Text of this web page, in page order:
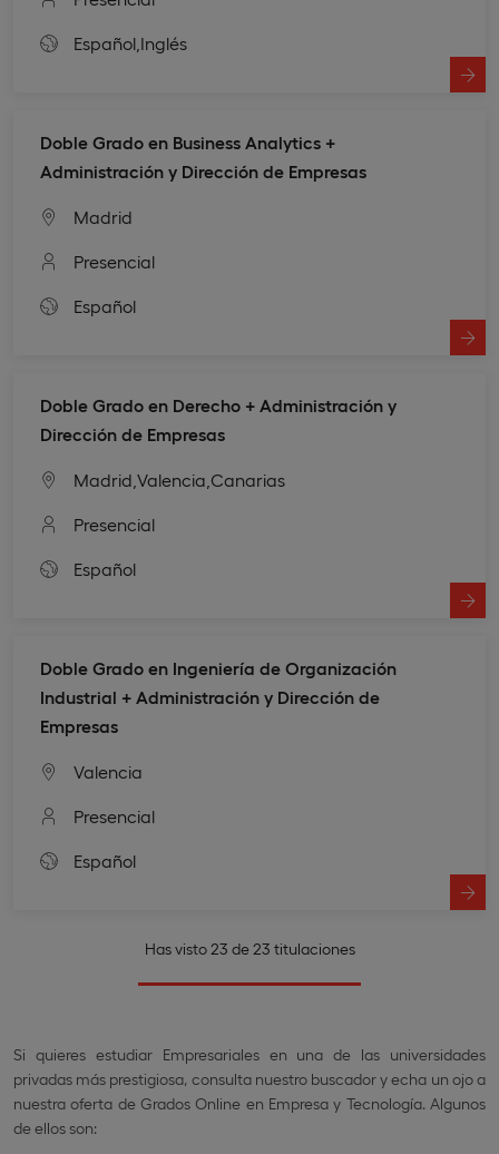
Español, Inglés
Doble Grado en Business Analytics +
Administración y Dirección de Empresas
Madrid
Presencial
Español
Doble Grado en Derecho + Administración y
Dirección de Empresas
Madrid, Valencia, Canarias
Presencial
Español
Doble Grado en Ingeniería de Organización
Industrial + Administración y Dirección de
Empresas
Valencia
Presencial
Español
Has visto 23 de 23 titulaciones
Si quieres estudiar Empresariales en una de las universidades
privadas más prestigiosa, consulta nuestro buscador y echa un ojo a
nuestra oferta de Grados Online en Empresa y Tecnología. Algunos
de ellos son: